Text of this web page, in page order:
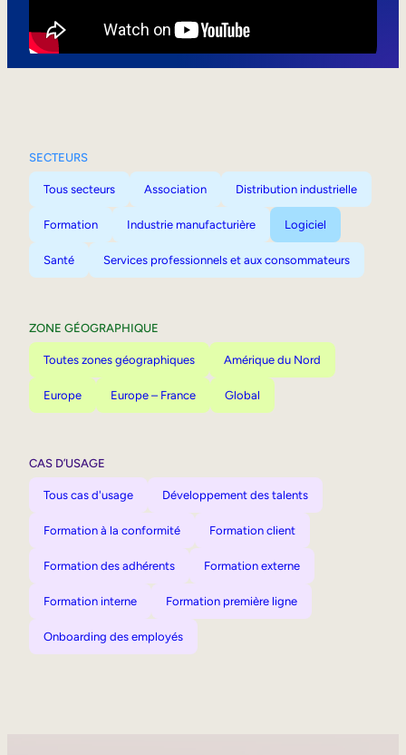
SECTEURS
Tous secteurs Association Distribution industrielle
Formation Industrie manufacturière Logiciel
Santé Services professionnels et aux consommateurs
ZONE GÉOGRAPHIQUE
Toutes zones géographiques Amérique du Nord
Europe Europe – France Global
CAS D’USAGE
Tous cas d'usage Développement des talents
Formation à la conformité Formation client
Formation des adhérents Formation externe
Formation interne Formation première ligne
Onboarding des employés